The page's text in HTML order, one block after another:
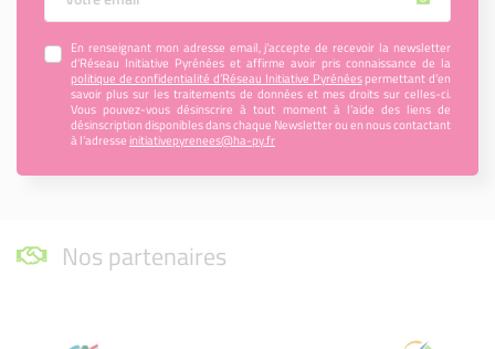
En renseignant mon adresse email, j’accepte de recevoir la newsletter
d'Réseau Initiative Pyrénées et affirme avoir pris connaissance de la
politique de confidentialité d’Réseau Initiative Pyrénéespermettant d’en
savoir plus sur les traitements de données et mes droits sur celles-ci.
Vous pouvez-vous désinscrire à tout moment à l’aide des liens de
désinscription disponibles dans chaque Newsletter ou en nous contactant
à l’adresse initiativepyrenees@ha-py.fr
Nos partenaires